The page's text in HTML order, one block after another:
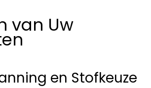
van Uw
en Stofkeuze